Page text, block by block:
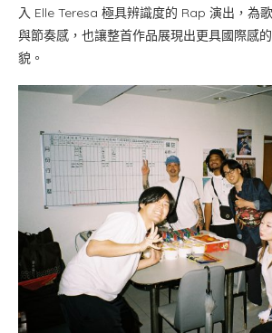
入 Elle Teresa 極具辨識度的 Rap 演出，為
與節奏感，也讓整首作品展現出更具國際感
貌。